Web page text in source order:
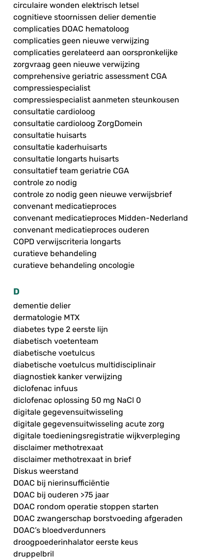
circulaire wonden elektrisch letsel
cognitieve stoornissen delier dementie
complicaties DOAC hematoloog
complicaties geen nieuwe verwijzing
complicaties gerelateerd aan oorspronkelijke
zorgvraag geen nieuwe verwijzing
comprehensive geriatric assessment CGA
compressiespecialist
compressiespecialist aanmeten steunkousen
consultatie cardioloog
consultatie cardioloog ZorgDomein
consultatie huisarts
consultatie kaderhuisarts
consultatie longarts huisarts
consultatief team geriatrie CGA
controle zo nodig
controle zo nodig geen nieuwe verwijsbrief
convenant medicatieproces
convenant medicatieproces Midden-Nederland
convenant medicatieproces ouderen
COPD verwijscriteria longarts
curatieve behandeling
curatieve behandeling oncologie
D
dementie delier
dermatologie MTX
diabetes type 2 eerste lijn
diabetisch voetenteam
diabetische voetulcus
diabetische voetulcus multidisciplinair
diagnostiek kanker verwijzing
diclofenac infuus
diclofenac oplossing 50 mg NaCl 0
digitale gegevensuitwisseling
digitale gegevensuitwisseling acute zorg
digitale toedieningsregistratie wijkverpleging
disclaimer methotrexaat
disclaimer methotrexaat in brief
Diskus weerstand
DOAC bij nierinsufficiëntie
DOAC bij ouderen >75 jaar
DOAC rondom operatie stoppen starten
DOAC zwangerschap borstvoeding afgeraden
DOAC’s bloedverdunners
droogpoederinhalator eerste keus
druppelbril